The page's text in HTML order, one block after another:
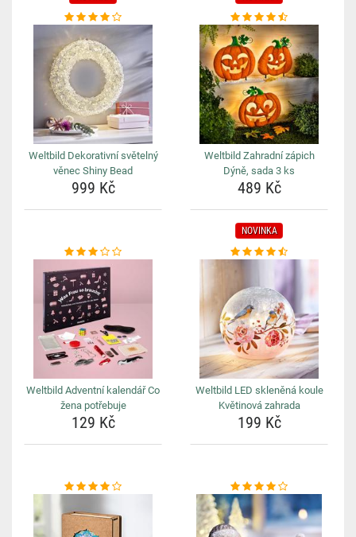
Weltbild Dekorativní světelný
věnec Shiny Bead
999 Kč
Weltbild Zahradní zápich
Dýně, sada 3 ks
489 Kč
Weltbild Adventní kalendář Co
žena potřebuje
129 Kč
NOVINKA
Weltbild LED skleněná koule
Květinová zahrada
199 Kč